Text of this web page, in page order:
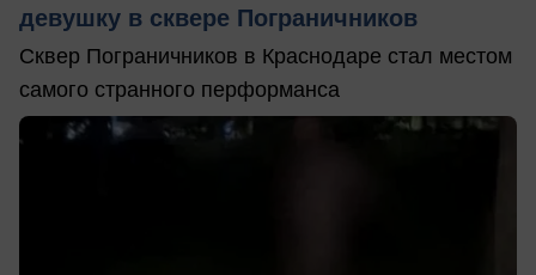
девушку в сквере Пограничников
Сквер Пограничников в Краснодаре стал местом
самого странного перформанса